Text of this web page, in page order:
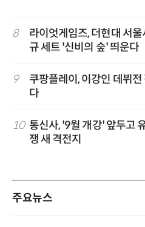
8
라이엇게임즈, 더현대 서
규 세트 '신비의 숲' 띄운다
9
쿠팡플레이, 이강인 데뷔
다
10 통신사, '9월 개강' 앞두고
쟁 새 격전지
주요뉴스